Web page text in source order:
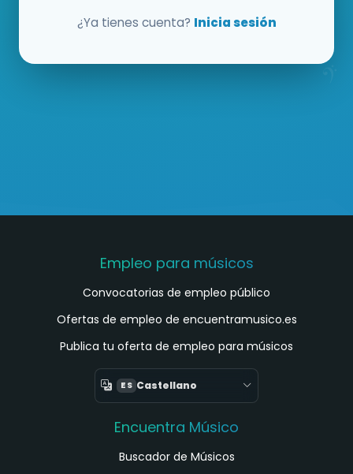
¿Ya tienes cuenta? Inicia sesión
Empleo para músicos
Convocatorias de empleo público
Ofertas de empleo de encuentramusico.es
Publica tu oferta de empleo para músicos
ES Castellano
Encuentra Músico
Buscador de Músicos